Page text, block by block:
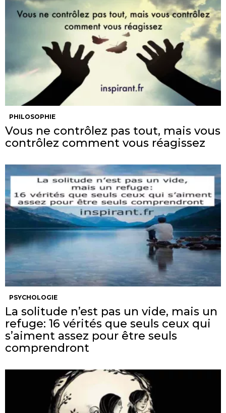
PHILOSOPHIE
Vous ne contrôlez pas tout, mais vous
contrôlez comment vous réagissez
PSYCHOLOGIE
La solitude n’est pas un vide, mais un
refuge: 16 vérités que seuls ceux qui
s’aiment assez pour être seuls
comprendront